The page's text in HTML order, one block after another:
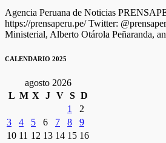
Agencia Peruana de Noticias
https://prensaperu.pe/ Twitter:
Ministerial, Alberto Otárola Peñaranda,
CALENDARIO 2025
agosto 2026
L M X J V S D
1
2
3
4 5 6 7 8
9
10 11 12 13 14 15 16